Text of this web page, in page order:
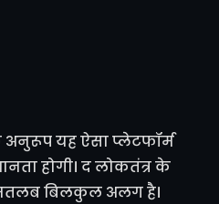
यह ऐसा प्लेटफॉर्म
होगी। द लोकतंत्र के
मतलब बिलकुल अलग है।